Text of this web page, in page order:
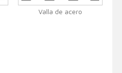
Valla de acero